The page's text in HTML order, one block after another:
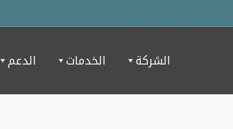
الشركة الخدمات الدعم